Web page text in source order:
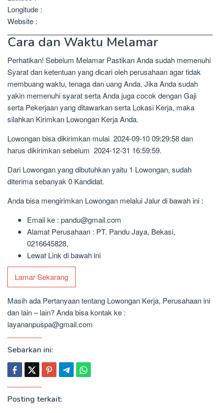
Longitude :
Website :
Cara dan Waktu Melamar
Perhatikan! Sebelum Melamar Pastikan Anda sudah memenuhi
Syarat dan ketentuan yang dicari oleh perusahaan agar tidak
membuang waktu, tenaga dan uang Anda. Jika Anda sudah
yakin memenuhi syarat serta Anda juga cocok dengan Gaji
serta Pekerjaan yang ditawarkan serta Lokasi Kerja, maka
silahkan Kirimkan Lowongan Kerja Anda.
Lowongan bisa dikirimkan mulai 2024-09-10 09:29:58 dan
harus dikirimkan sebelum 2024-12-31 16:59:59.
Dari Lowongan yang dibutuhkan yaitu 1 Lowongan, sudah
diterima sebanyak 0 Kandidat.
Anda bisa mengirimkan Lowongan melalui Jalur di bawah ini :
Email ke : pandu@gmail.com
Alamat Perusahaan : PT. Pandu Jaya, Bekasi,
0216645828,
Lewat Link di bawah ini
Lamar Sekarang
Masih ada Pertanyaan tentang Lowongan Kerja, Perusahaan ini
dan lain – lain? Anda bisa kontak ke :
layananpuspa@gmail.com
Sebarkan ini:
Posting terkait: